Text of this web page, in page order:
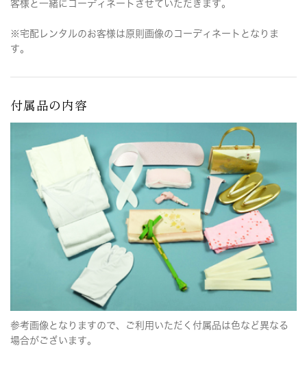
客様と一緒にコーディネートさせていただきます。
※宅配レンタルのお客様は原則画像のコーディネートとなりま
す。
付属品の内容
参考画像となりますので、ご利用いただく付属品は色など異なる
場合がございます。